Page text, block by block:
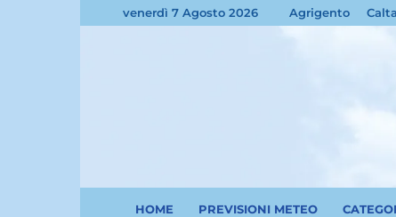
venerdì 7 Agosto 2026 Agrigento
HOME PREVISIONI METEO